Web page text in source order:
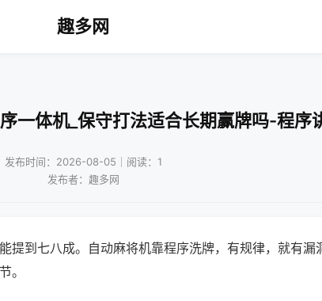
趣多网
一体机_保守打法适合长期赢牌吗-程序
发布时间：2026-08-05｜阅读：1
发布者：趣多网
提到七八成。自动麻将机靠程序洗牌，有规律，就有漏
。